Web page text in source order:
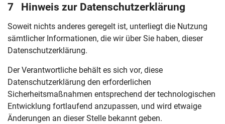
7 Hinweis zur Datenschutzerklärung
Soweit nichts anderes geregelt ist, unterliegt die Nutzung
sämtlicher Informationen, die wir über Sie haben, dieser
Datenschutzerklärung.
Der Verantwortliche behält es sich vor, diese
Datenschutzerklärung den erforderlichen
Sicherheitsmaßnahmen entsprechend der technologischen
Entwicklung fortlaufend anzupassen, und wird etwaige
Änderungen an dieser Stelle bekannt geben.